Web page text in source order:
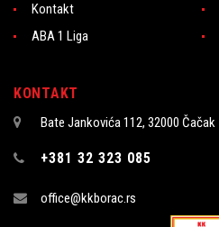
Kontakt
ABA 1 Liga
KONTAKT
Bate Jankovića 112, 32000 Čačak
+381 32 323 085
office@kkborac.rs